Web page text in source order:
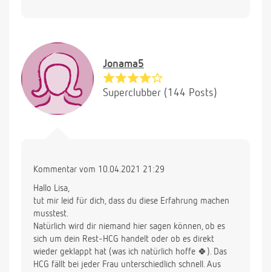
Jonama5
Superclubber (144 Posts)
Kommentar vom 10.04.2021 21:29
Hallo Lisa,
tut mir leid für dich, dass du diese Erfahrung machen
musstest.
Natürlich wird dir niemand hier sagen können, ob es
sich um dein Rest-HCG handelt oder ob es direkt
wieder geklappt hat (was ich natürlich hoffe 🍀). Das
HCG fällt bei jeder Frau unterschiedlich schnell. Aus